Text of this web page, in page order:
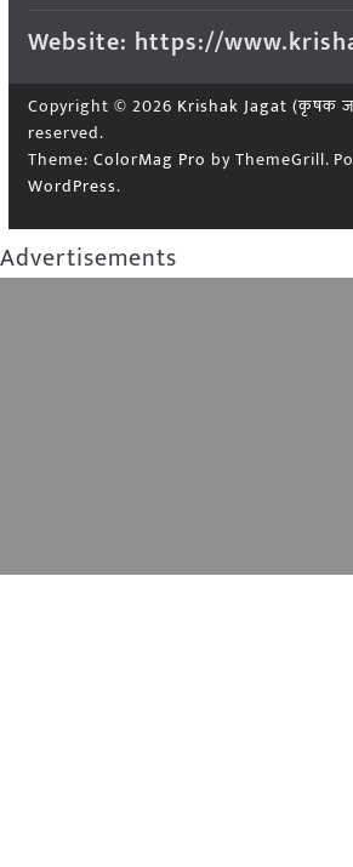
Website: https://
Copyright © 2026 Krishak Jagat (कृषक
reserved.
Theme: ColorMag Pro by ThemeGrill.
WordPress.
Advertisements